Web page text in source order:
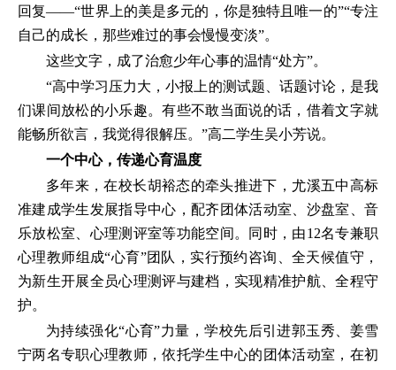
回复——“世界上的美是多元的，你是独特且唯一的”“专注
自己的成长，那些难过的事会慢慢变淡”。
这些文字，成了治愈少年心事的温情“处方”。
“高中学习压力大，小报上的测试题、话题讨论，是我
们课间放松的小乐趣。有些不敢当面说的话，借着文字就
能畅所欲言，我觉得很解压。”高二学生吴小芳说。
一个中心，传递心育温度
多年来，在校长胡裕态的牵头推进下，尤溪五中高标
准建成学生发展指导中心，配齐团体活动室、沙盘室、音
乐放松室、心理测评室等功能空间。同时，由12名专兼职
心理教师组成“心育”团队，实行预约咨询、全天候值守，
为新生开展全员心理测评与建档，实现精准护航、全程守
护。
为持续强化“心育”力量，学校先后引进郭玉秀、姜雪
宁两名专职心理教师，依托学生中心的团体活动室，在初